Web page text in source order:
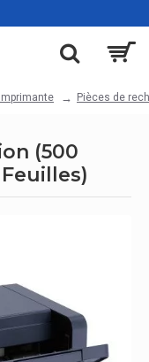
Imprimante Pièces de
(500